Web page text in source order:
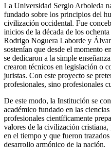
La Universidad Sergio Arboleda
fundado sobre los principios del
civilización occidental. Fue
inicios de la década de los
Rodrigo Noguera Laborde y
sostenían que desde el momento
se dedicaron a la simple
crearon técnicos en legislación o
juristas. Con este proyecto se
profesionales, sino profesionales
De este modo, la Institución se
académico fundado en las
profesionales científicamente
valores de la civilización cristiana,
en el tiempo y que fueron
desarrollo armónico de la nación.